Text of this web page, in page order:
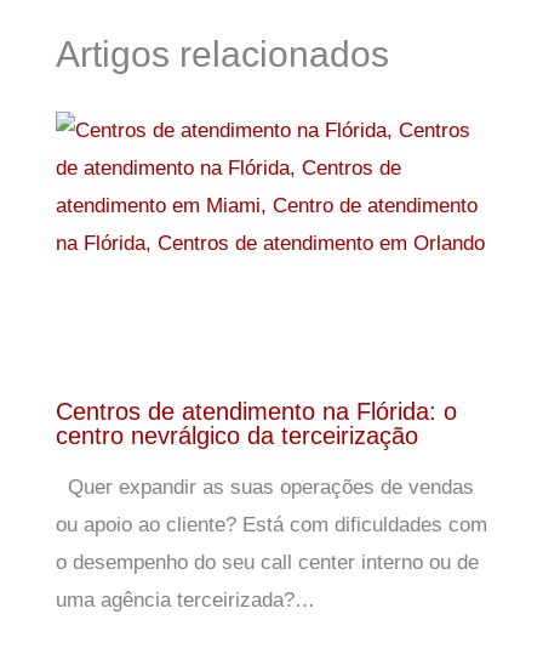
Artigos relacionados
Centros de atendimento na Flórida: o
centro nevrálgico da terceirização
Quer expandir as suas operações de vendas
ou apoio ao cliente? Está com dificuldades com
o desempenho do seu call center interno ou de
uma agência terceirizada?…